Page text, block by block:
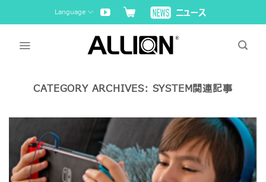
to
Language
CATEGORY ARCHIVES: SYSTEM関連記事